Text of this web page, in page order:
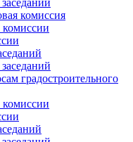
комиссия
градостроительного